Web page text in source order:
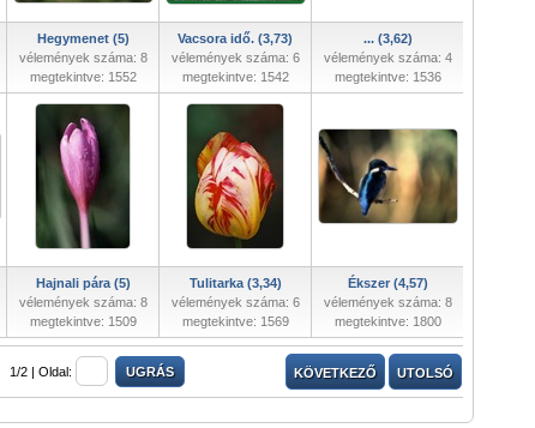
Hegymenet (5)
vélemények száma: 8
megtekintve: 1552
Vacsora idő. (3,73)
vélemények száma: 6
megtekintve: 1542
... (3,62)
vélemények száma: 4
megtekintve: 1536
Hajnali pára (5)
vélemények száma: 8
megtekintve: 1509
Tulitarka (3,34)
vélemények száma: 6
megtekintve: 1569
Ékszer (4,57)
vélemények száma: 8
megtekintve: 1800
1/2 | Oldal: KÖVETKEZŐ UTOLSÓ